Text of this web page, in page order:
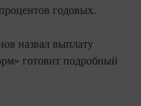
годовых.
назвал выплату
готовит подробный